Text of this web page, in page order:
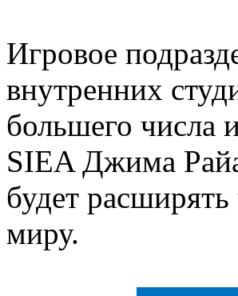
Игровое
внутренних
большего числа
SIEA Джима
будет
миру.